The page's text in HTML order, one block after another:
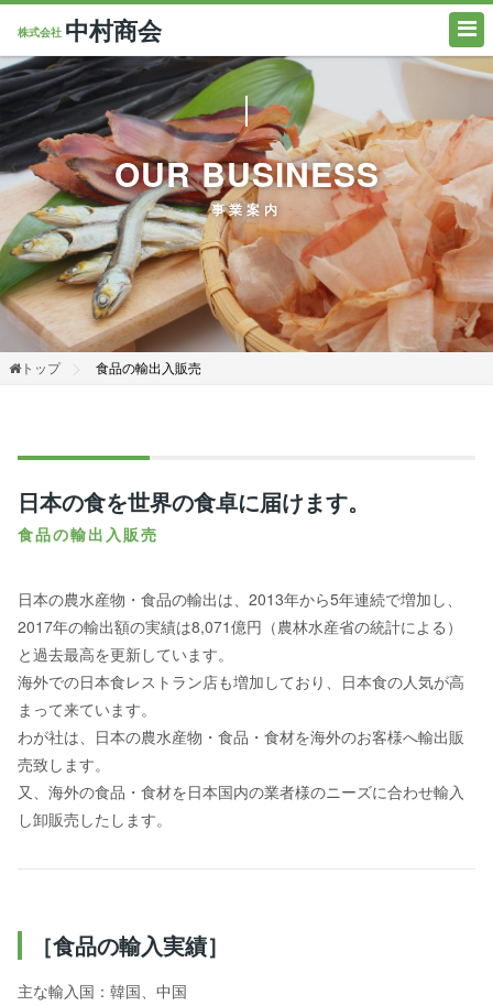
株式会社中村商会
OUR BUSINESS
事業案内
トップ 食品の輸出入販売
日本の食を世界の食卓に届けます。
食品の輸出入販売
日本の農水産物・食品の輸出は、2013年から5年連続で増加し、
2017年の輸出額の実績は8,071億円（農林水産省の統計による）
と過去最高を更新しています。
海外での日本食レストラン店も増加しており、日本食の人気が高
まって来ています。
わが社は、日本の農水産物・食品・食材を海外のお客様へ輸出販
売致します。
又、海外の食品・食材を日本国内の業者様のニーズに合わせ輸入
し卸販売したします。
［食品の輸入実績］
主な輸入国：韓国、中国